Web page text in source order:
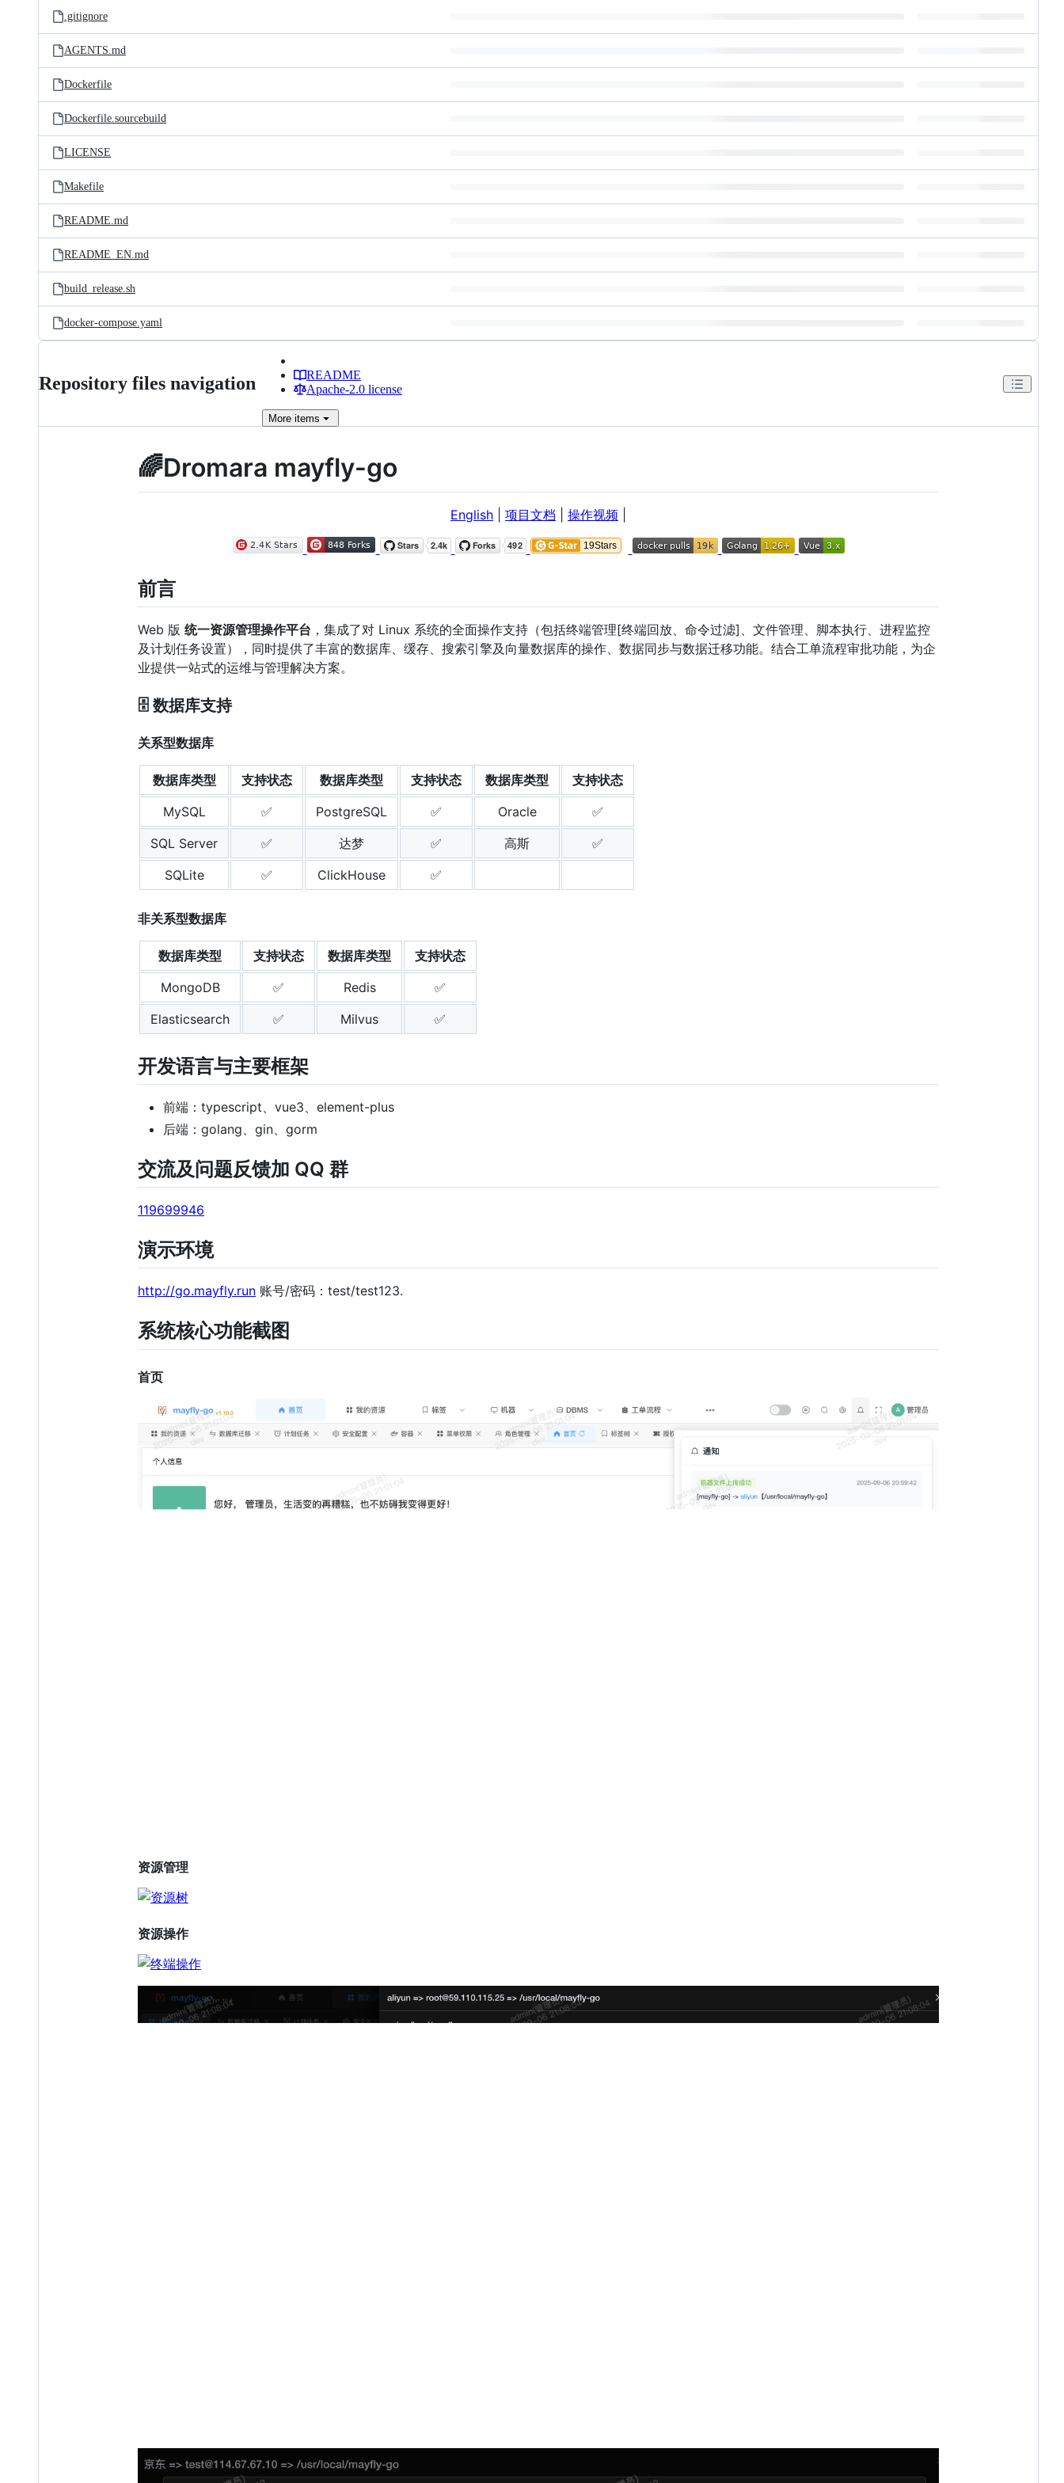
.gitignore
AGENTS.md
Dockerfile
Dockerfile.sourcebuild
LICENSE
Makefile
README.md
README_EN.md
build_release.sh
docker-compose.yaml
Repository files navigation
README
Apache-2.0 license
More items
🌈Dromara mayfly-go
English 项目文档 操作视频
前言
Web 版 统一资源管理操作平台 ，集成了对 Linux 系统的全面操作支持（包括终端管理[终端回放、命令过滤]、文件管理、脚本执行、进程监控
及计划任务设置），同时提供了丰富的数据库、缓存、搜索引擎及向量数据库的操作、数据同步与数据迁移功能。结合工单流程审批功能，为企
业提供一站式的运维与管理解决方案。
🗄️ 数据库支持
关系型数据库
数据库类型 支持状态 数据库类型 支持状态 数据库类型
支持状态
MySQL
✅ PostgreSQL ✅ Oracle
✅
SQL Server
✅ 达梦 ✅ 高斯
✅
SQLite
✅ ClickHouse ✅
非关系型数据库
数据库类型 支持状态 数据库类型
支持状态
MongoDB
✅ Redis
✅
Elasticsearch
✅ Milvus ✅
开发语言与主要框架
前端：typescript、vue3、element-plus
后端：golang、gin、gorm
交流及问题反馈加 QQ 群
119699946
演示环境
http://go.mayfly.run 账号/密码：test/test123.
系统核心功能截图
首页
资源管理
资源操作